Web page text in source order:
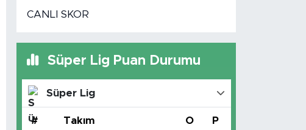
CANLI SKOR
Süper Lig Puan Durumu
Süper Lig
# Takım O P